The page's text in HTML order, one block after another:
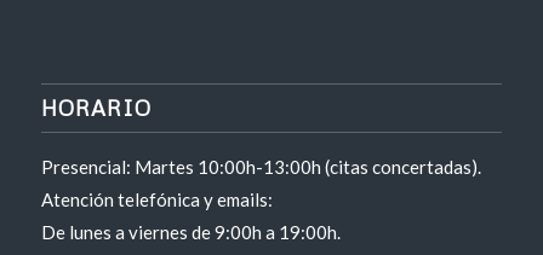
HORARIO
Presencial: Martes 10:00h-13:00h (citas concertadas).
Atención telefónica y emails:
De lunes a viernes de 9:00h a 19:00h.